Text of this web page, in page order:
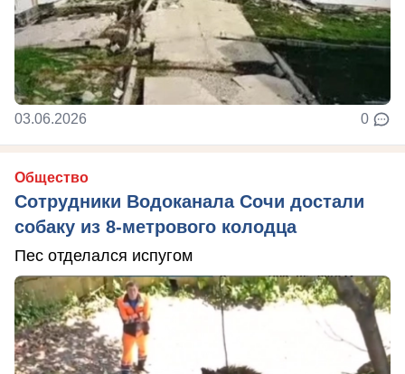
03.06.2026 0
Общество
Сотрудники Водоканала Сочи достали
собаку из 8-метрового колодца
Пес отделался испугом